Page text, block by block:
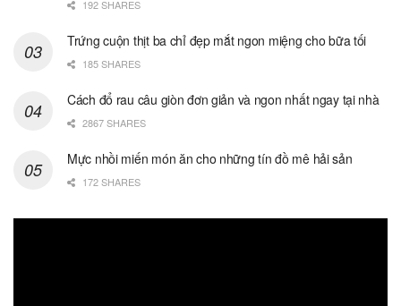
192 SHARES
Trứng cuộn thịt ba chỉ đẹp mắt ngon miệng cho bữa tối
185 SHARES
Cách đổ rau câu giòn đơn giản và ngon nhất ngay tại nhà
2867 SHARES
Mực nhồi miến món ăn cho những tín đồ mê hải sản
172 SHARES